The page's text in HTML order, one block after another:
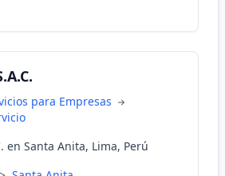
para Empresas
en Santa Anita, Lima, Perú